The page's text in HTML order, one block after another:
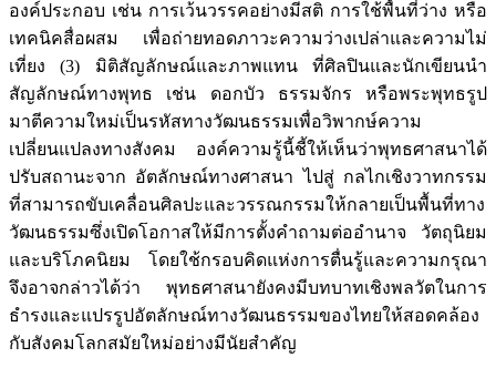
องค์ประกอบ เช่น การเว้นวรรคอย่างมีสติ การใช้พื้นที่ว่าง หรือ
เทคนิคสื่อผสม เพื่อถ่ายทอดภาวะความว่างเปล่าและความไม่
เที่ยง (3) มิติสัญลักษณ์และภาพแทน ที่ศิลปินและนักเขียนนำ
สัญลักษณ์ทางพุทธ เช่น ดอกบัว ธรรมจักร หรือพระพุทธรูป
มาตีความใหม่เป็นรหัสทางวัฒนธรรมเพื่อวิพากษ์ความ
เปลี่ยนแปลงทางสังคม องค์ความรู้นี้ชี้ให้เห็นว่าพุทธศาสนาได้
ปรับสถานะจาก อัตลักษณ์ทางศาสนา ไปสู่ กลไกเชิงวาทกรรม
ที่สามารถขับเคลื่อนศิลปะและวรรณกรรมให้กลายเป็นพื้นที่ทาง
วัฒนธรรมซึ่งเปิดโอกาสให้มีการตั้งคำถามต่ออำนาจ วัตถุนิยม
และบริโภคนิยม โดยใช้กรอบคิดแห่งการตื่นรู้และความกรุณา
จึงอาจกล่าวได้ว่า พุทธศาสนายังคงมีบทบาทเชิงพลวัตในการ
ธำรงและแปรรูปอัตลักษณ์ทางวัฒนธรรมของไทยให้สอดคล้อง
กับสังคมโลกสมัยใหม่อย่างมีนัยสำคัญ